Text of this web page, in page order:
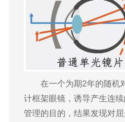
在一个为期2年的随机
计框架眼镜，诱导产生连
管理的目的，结果发现对